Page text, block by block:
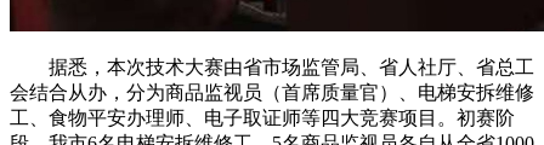
据悉，本次技术大赛由省市场监管局、省人社厅、省总工
会结合从办，分为商品监视员（首席质量官）、电梯安拆维修
工、食物平安办理师、电子取证师等四大竞赛项目。初赛阶